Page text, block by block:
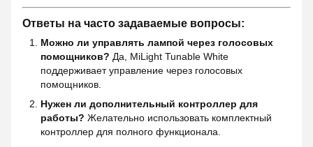
Ответы на часто задаваемые вопросы:
Можно ли управлять лампой через голосовых
помощников? Да, MiLight Tunable White
поддерживает управление через голосовых
помощников.
Нужен ли дополнительный контроллер для
работы? Желательно использовать комплектный
контроллер для полного функционала.